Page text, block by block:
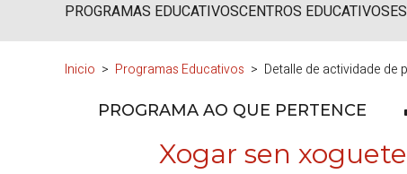
PROGRAMAS EDUCATIVOSCENTROS EDUCATIVOS
Inicio Programas Educativos Detalle de actividade de
PROGRAMA AO QUE PERTENCE
Xogar sen